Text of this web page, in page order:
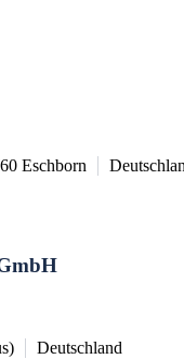
Eschborn
Deutschland